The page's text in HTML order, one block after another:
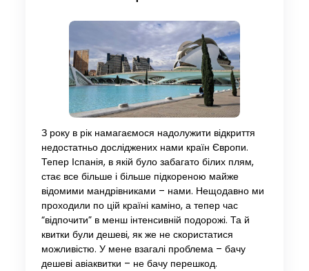
З року в рік намагаємося надолужити відкриття
недостатньо досліджених нами країн Європи.
Тепер Іспанія, в якій було забагато білих плям,
стає все більше і більше підкореною майже
відомими мандрівниками – нами. Нещодавно ми
проходили по цій країні каміно, а тепер час
“відпочити” в менш інтенсивній подорожі. Та й
квитки були дешеві, як же не скористатися
можливістю. У мене взагалі проблема – бачу
дешеві авіаквитки – не бачу перешкод.